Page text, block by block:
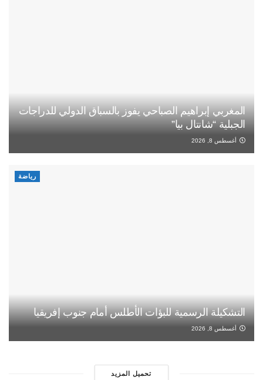
المغربي إبراهيم الصباحي يفوز بالسباق الدولي للدراجات
الجبلية “شانتال بيا”
أغسطس 8, 2026
رياضة
التشكيلة الرسمية للبؤات الأطلس أمام جنوب إفريقيا
أغسطس 8, 2026
تحميل المزيد